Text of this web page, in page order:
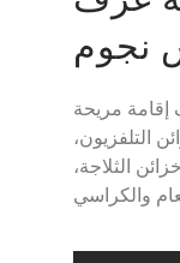
نجوم
مريحة
التلفزيون،
الثلاجة،